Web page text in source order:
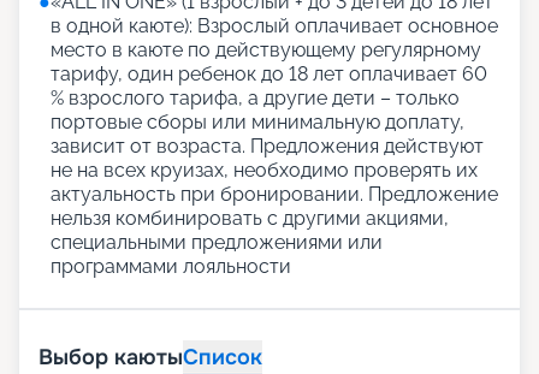
в одной каюте): Взрослый оплачивает основное
место в каюте по действующему регулярному
тарифу, один ребенок до 18 лет оплачивает 60
% взрослого тарифа, а другие дети – только
портовые сборы или минимальную доплату,
зависит от возраста. Предложения действуют
не на всех круизах, необходимо проверять их
актуальность при бронировании. Предложение
нельзя комбинировать с другими акциями,
специальными предложениями или
программами лояльности
Выбор каютыСписок